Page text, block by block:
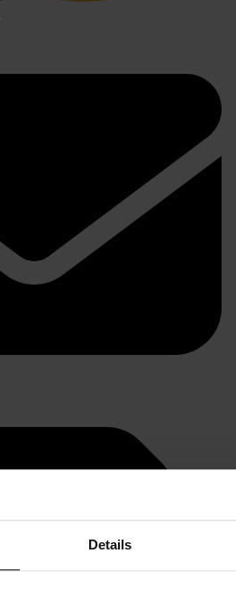
Details